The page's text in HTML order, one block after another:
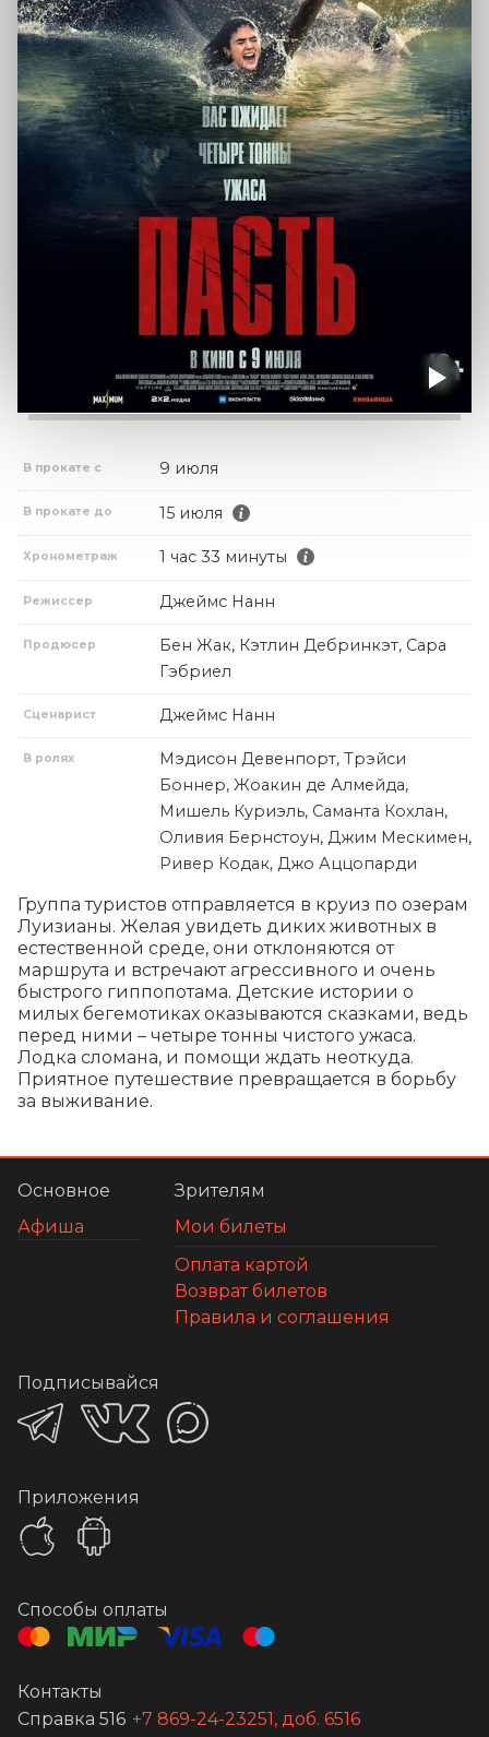
В прокате с 9 июля
В прокате до 15 июля
Хронометраж 1 час 33 минуты
Режиссер Джеймс Нанн
Продюсер
Бен Жак, Кэтлин Дебринкэт, Сара
Гэбриел
Сценарист Джеймс Нанн
В ролях
Мэдисон Девенпорт, Трэйси
Боннер, Жоакин де Алмейда,
Мишель Куриэль, Саманта Кохлан,
Оливия Бернстоун, Джим Мескимен,
Ривер Кодак, Джо Аццопарди
Группа туристов отправляется в круиз по озерам
Луизианы. Желая увидеть диких животных в
естественной среде, они отклоняются от
маршрута и встречают агрессивного и очень
быстрого гиппопотама. Детские истории о
милых бегемотиках оказываются сказками, ведь
перед ними – четыре тонны чистого ужаса.
Лодка сломана, и помощи ждать неоткуда.
Приятное путешествие превращается в борьбу
за выживание.
Основное
Афиша
Зрителям
Мои билеты
Оплата картой
Возврат билетов
Правила и соглашения
Подписывайся
Приложения
Способы оплаты
Контакты
Справка 516 +7 869-24-23251, доб. 6516